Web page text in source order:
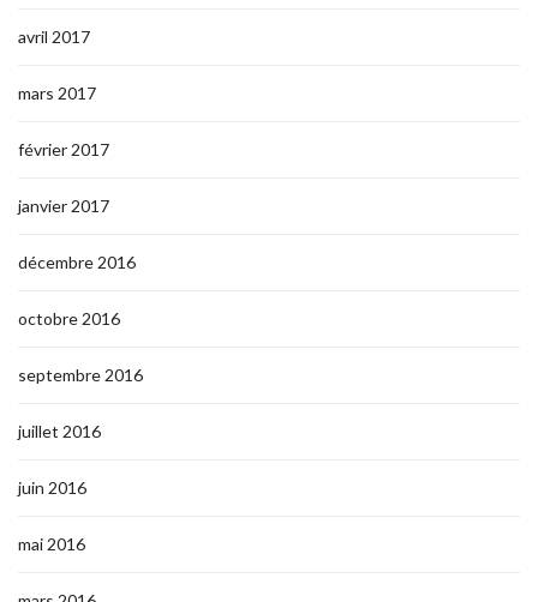
avril 2017
mars 2017
février 2017
janvier 2017
décembre 2016
octobre 2016
septembre 2016
juillet 2016
juin 2016
mai 2016